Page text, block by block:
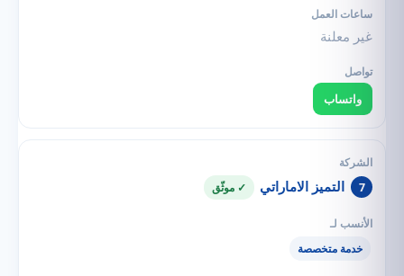
غير معلنة
واتساب
7 التميز الاماراتي ✓ موثّق
خدمة متخصصة